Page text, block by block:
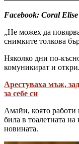
Facebook: Coral
„Не можех да
снимките толкова
Няколко дни по-
комуникират и
Арестуваха мъж,
за себе си
Амайи, която работи
била в тоалетната
новината.